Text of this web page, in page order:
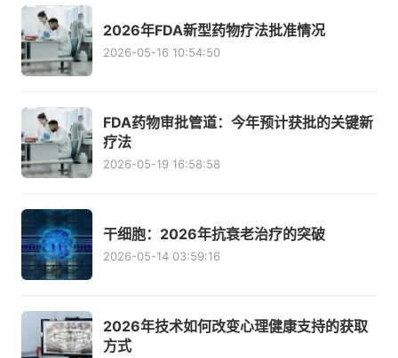
2026年FDA新型药物疗法批准情况
2026-05-16 10:54:50
FDA药物审批管道：今年预计获批的关键新
疗法
2026-05-19 16:58:58
干细胞：2026年抗衰老治疗的突破
2026-05-14 03:59:16
2026年技术如何改变心理健康支持的获取
方式